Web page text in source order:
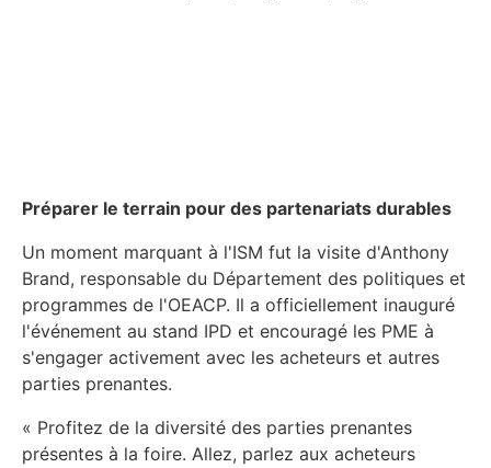
Préparer le terrain pour des partenariats durables
Un moment marquant à l'ISM fut la visite d'Anthony
Brand, responsable du Département des politiques et
programmes de l'OEACP. Il a officiellement inauguré
l'événement au stand IPD et encouragé les PME à
s'engager activement avec les acheteurs et autres
parties prenantes.
« Profitez de la diversité des parties prenantes
présentes à la foire. Allez, parlez aux acheteurs